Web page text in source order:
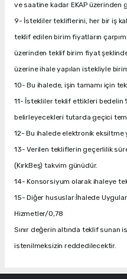
ve saatine kadar EKAP üzerinden
9- İstekliler tekliflerini, her bir iş
teklif edilen birim fiyatların
üzerinden teklif birim fiyat
üzerine ihale yapılan istekliyle
10- Bu ihalede, işin tamamı için
11- İstekliler teklif ettikleri bedelin
belirleyecekleri tutarda geçici
12- Bu ihalede elektronik eksiltme
13- Verilen tekliflerin geçerlilik
(KırkBeş) takvim günüdür.
14- Konsorsiyum olarak ihaleye
15- Diğer hususlar:İhalede
Hizmetler/0,78
Sınır değerin altında teklif sunan
istenilmeksizin reddedilecektir.